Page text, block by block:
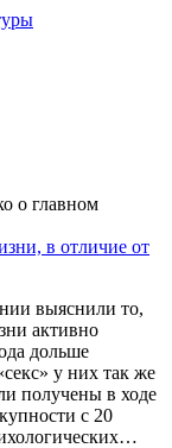
о главном
в отличие от
выяснили то,
активно
дольше
у них так же
получены в ходе
с 20